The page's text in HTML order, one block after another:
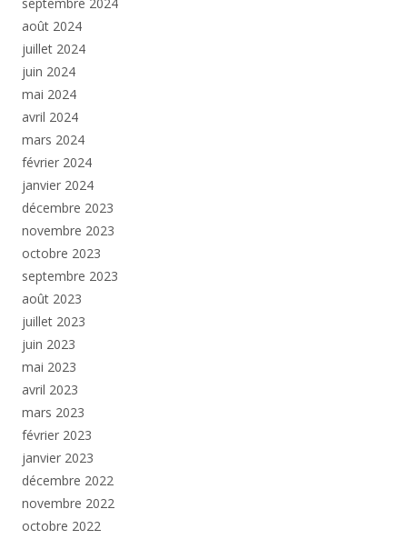
août 2024
juillet 2024
juin 2024
mai 2024
avril 2024
mars 2024
février 2024
janvier 2024
décembre 2023
novembre 2023
octobre 2023
septembre 2023
août 2023
juillet 2023
juin 2023
mai 2023
avril 2023
mars 2023
février 2023
janvier 2023
décembre 2022
novembre 2022
octobre 2022